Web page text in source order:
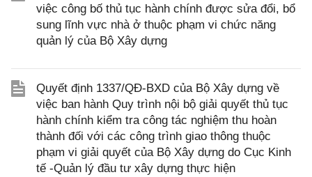
việc công bố thủ tục hành chính được sửa đổi, bổ
sung lĩnh vực nhà ở thuộc phạm vi chức năng
quản lý của Bộ Xây dựng
Quyết định 1337/QĐ-BXD của Bộ Xây dựng về
việc ban hành Quy trình nội bộ giải quyết thủ tục
hành chính kiểm tra công tác nghiệm thu hoàn
thành đối với các công trình giao thông thuộc
phạm vi giải quyết của Bộ Xây dựng do Cục Kinh
tế -Quản lý đầu tư xây dựng thực hiện